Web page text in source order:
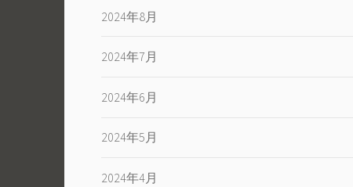
2024年8月
2024年7月
2024年6月
2024年5月
2024年4月